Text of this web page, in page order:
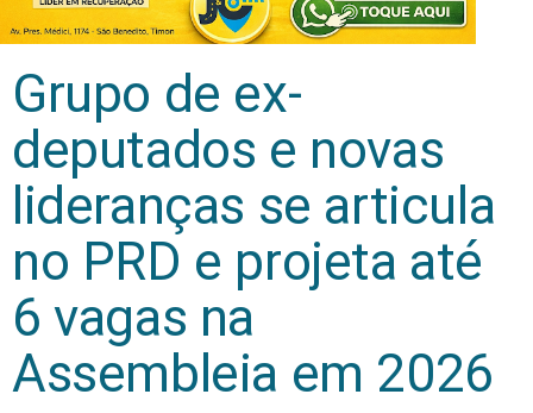
Grupo de ex-
deputados e novas
lideranças se articula
no PRD e projeta até
6 vagas na
Assembleia em 2026